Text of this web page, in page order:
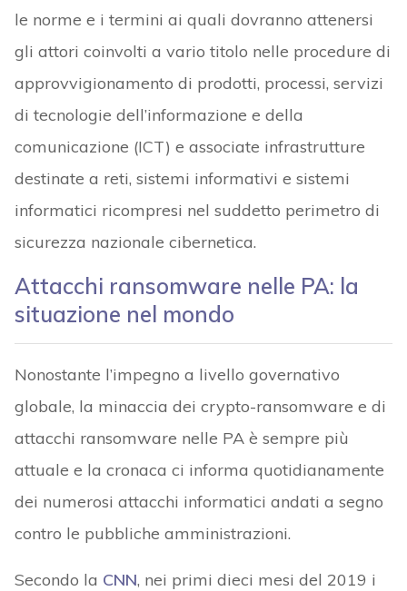
le norme e i termini ai quali dovranno attenersi
gli attori coinvolti a vario titolo nelle procedure di
approvvigionamento di prodotti, processi, servizi
di tecnologie dell’informazione e della
comunicazione (ICT) e associate infrastrutture
destinate a reti, sistemi informativi e sistemi
informatici ricompresi nel suddetto perimetro di
sicurezza nazionale cibernetica.
Attacchi ransomware nelle PA: la
situazione nel mondo
Nonostante l’impegno a livello governativo
globale, la minaccia dei crypto-ransomware e di
attacchi ransomware nelle PA è sempre più
attuale e la cronaca ci informa quotidianamente
dei numerosi attacchi informatici andati a segno
contro le pubbliche amministrazioni.
Secondo la CNN, nei primi dieci mesi del 2019 i